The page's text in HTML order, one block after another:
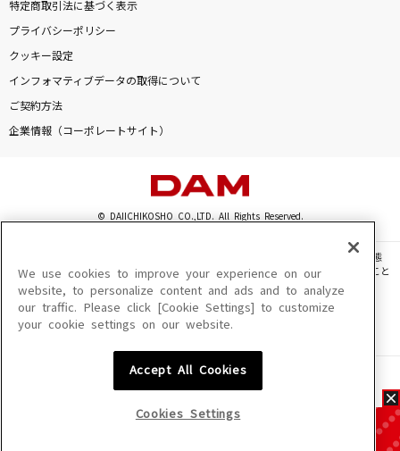
特定商取引法に基づく表示
プライバシーポリシー
クッキー設定
インフォマティブデータの取得について
ご契約方法
企業情報（コーポレートサイト）
© DAIICHIKOSHO CO.,LTD. All Rights Reserved.
このサイトに掲載されている一切の文章・画像・写真・動画・音声等を、手段や形態
を問わず、著作権法の定める範囲を超えて無断で複製、転載、ファイル化などすること
を禁じます。
楽曲及びコンテンツは、機種によりご利用いただけない場合があります。
楽曲及びコンテンツの配信日、配信内容が変更になる場合があります。
We use cookies to improve your experience on our
website, to personalize content and ads and to analyze
our traffic. Please click [Cookie Settings] to customize
your cookie settings on our website.
Accept All Cookies
Cookies Settings